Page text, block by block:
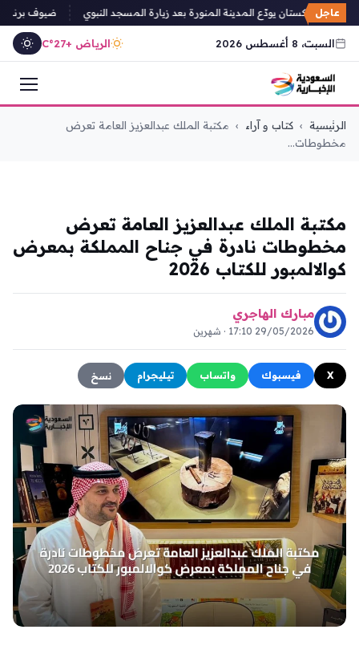
عاجل
وزراء باكستان يودّع المدينة المنورة بعد زيارة المسجد النبوي ضيوف برنامج
السبت، 8 أغسطس 2026 الرياض +27°C
التجاوز
الرئيسية › كتاب و آراء › مكتبة الملك عبدالعزيز العامة تعرض
مخطوطات...
مكتبة الملك عبدالعزيز العامة تعرض
مخطوطات نادرة في جناح المملكة بمعرض
كوالالمبور للكتاب 2026
مبارك الهاجري
29/05/2026 17:10 · شهرين
X فيسبوك واتساب تيليجرام نسخ